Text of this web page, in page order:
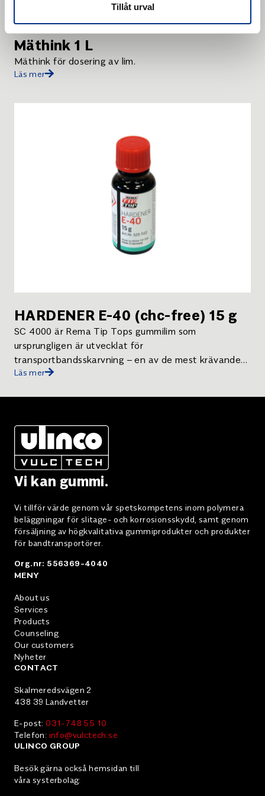
Tillåt urval
Mäthink 1 L
Mäthink för dosering av lim.
Läs mer
HARDENER E-40 (chc-free) 15 g
SC 4000 är Rema Tip Tops gummilim som
ursprungligen är utvecklat för
transportbandsskarvning – en av de mest krävande
tillämpningarna för ett lim.
Läs mer
Vi kan gummi.
Vi tillför värde genom vår spetskompetens inom polymera
beläggningar för slitage- och korrosionsskydd, samt genom
försäljning av högkvalitativa gummiprodukter och produkter
för bandtransportörer.
Org.nr: 556369-4040
MENY
About us
Services
Products
Counseling
Our customers
Nyheter
CONTACT
Skalmeredsvägen 2
438 39 Landvetter
E-post:031-748 55 10
Telefon: info@vulctech.se
ULINCO GROUP
Besök gärna också hemsidan till
våra systerbolag: